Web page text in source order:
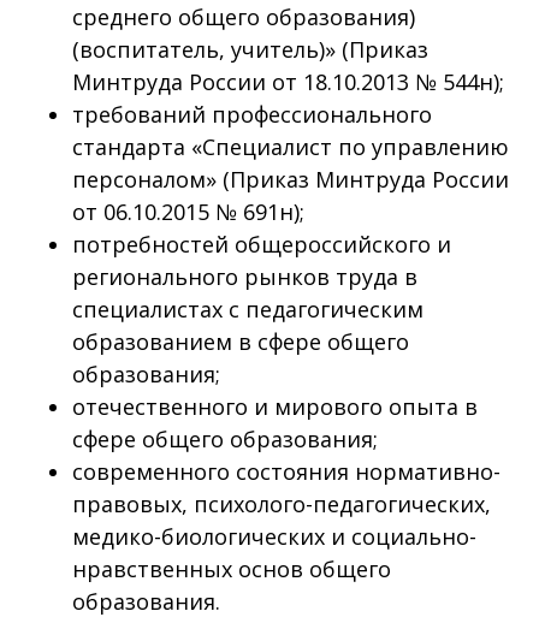
среднего общего образования)
(воспитатель, учитель)» (Приказ
Минтруда России от 18.10.2013 № 544н);
требований профессионального
стандарта «Специалист по управлению
персоналом» (Приказ Минтруда России
от 06.10.2015 № 691н);
потребностей общероссийского и
регионального рынков труда в
специалистах с педагогическим
образованием в сфере общего
образования;
отечественного и мирового опыта в
сфере общего образования;
современного состояния нормативно-
правовых, психолого-педагогических,
медико-биологических и социально-
нравственных основ общего
образования.